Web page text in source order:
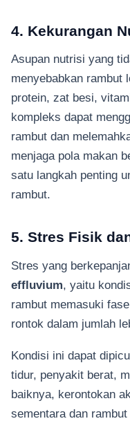
4. Kekurangan
Asupan nutrisi yang
menyebabkan rambut
protein, zat besi,
kompleks dapat
rambut dan
menjaga pola makan
satu langkah penting
rambut.
5. Stres Fisik
Stres yang
effluvium, yaitu
rambut memasuki
rontok dalam jumlah
Kondisi ini dapat
tidur, penyakit berat,
baiknya, kerontokan
sementara dan